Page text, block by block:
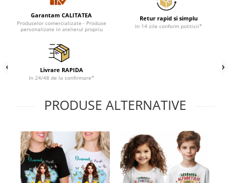
Garantam CALITATEA
Produselor comercializate - Produse
personalizate in atelierul propriu
Retur rapid si simplu
In 14 zile conform politicii*
Livrare RAPIDA
In 24/48 de la confirmare*
PRODUSE ALTERNATIVE